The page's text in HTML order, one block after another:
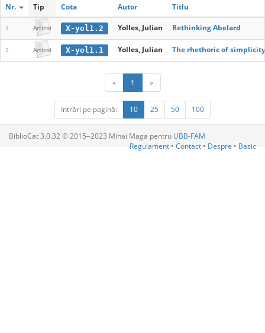
Nr. Tip Cota Autor Titlu
1 Articol X-yol1.2 Yolles, Julian Rethinking Abelard
2 Articol X-yol1.1 Yolles, Julian The rhethoric of
« 1 »
Intrări pe pagină: 10 25 50 100
BiblioCat 3.0.32 © 2015‒2023 Mihai Maga pentru UBB-FAM
Regulament • Contact • Despre • Basic